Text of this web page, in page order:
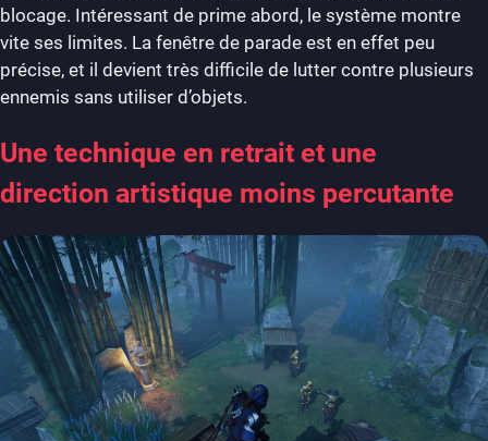
blocage. Intéressant de prime abord, le système montre
vite ses limites. La fenêtre de parade est en effet peu
précise, et il devient très difficile de lutter contre plusieurs
ennemis sans utiliser d’objets.
Une technique en retrait et une
direction artistique moins percutante